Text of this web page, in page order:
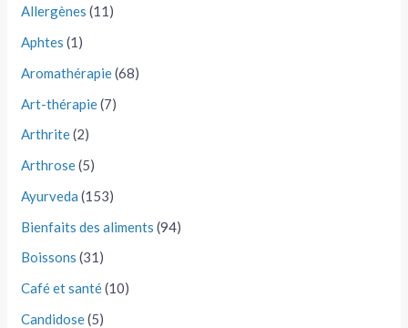
Allergènes (11)
Aphtes (1)
Aromathérapie(68)
Art-thérapie(7)
Arthrite(2)
Arthrose(5)
Ayurveda (153)
Bienfaits des aliments (94)
Boissons (31)
Café et santé(10)
Candidose(5)